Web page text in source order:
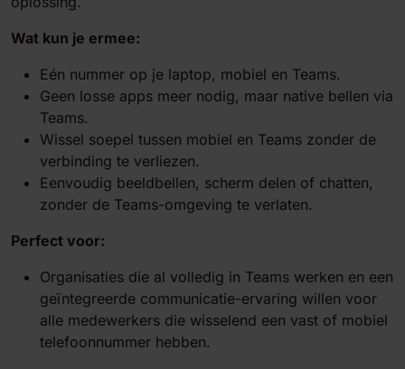
Wat kun je ermee:
Eén nummer op je laptop, mobiel en Teams.
Geen losse apps meer nodig, maar native bellen via
Teams.
Wissel soepel tussen mobiel en Teams zonder de
verbinding te verliezen.
Eenvoudig beeldbellen, scherm delen of chatten,
zonder de Teams-omgeving te verlaten.
Perfect voor:
Organisaties die al volledig in Teams werken en een
geïntegreerde communicatie-ervaring willen voor
alle medewerkers die wisselend een vast of mobiel
telefoonnummer hebben.